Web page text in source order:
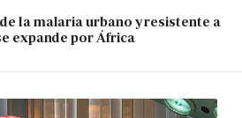
la malaria urbano y resistente a
expande por África